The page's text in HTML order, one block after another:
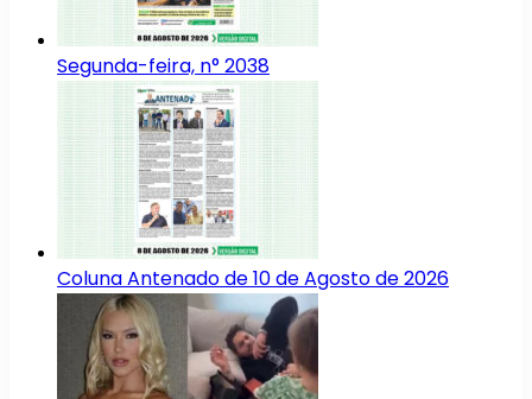
Segunda-feira, n° 2038
Coluna Antenado de 10 de Agosto de 2026